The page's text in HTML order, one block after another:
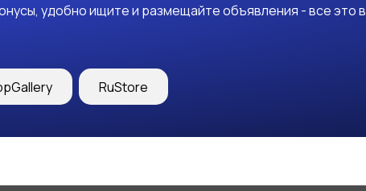
удобно ищите и размещайте объявления - все это в
RuStore